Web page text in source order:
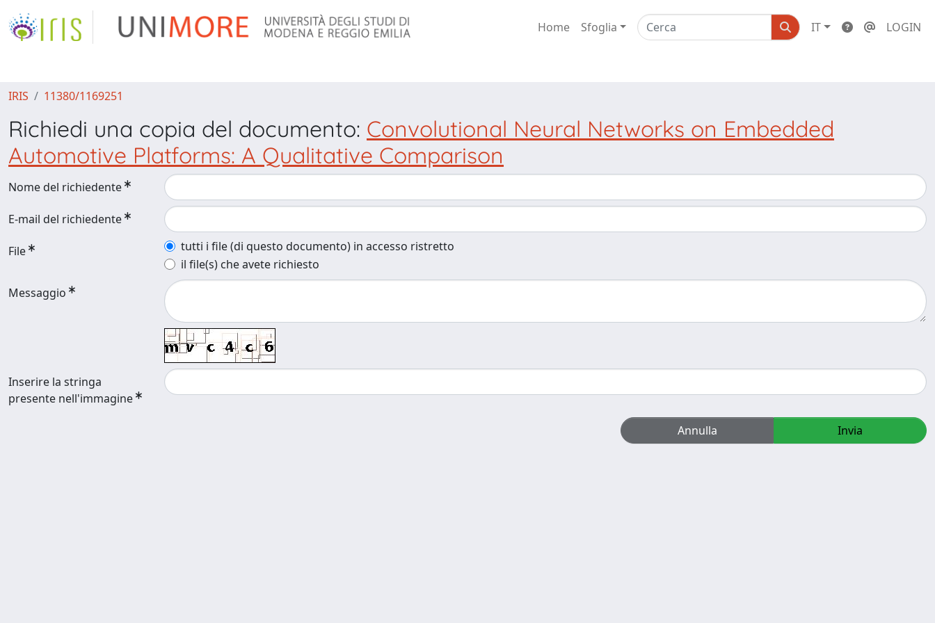
Home Sfoglia IT LOGIN
IRIS 11380/1169251
Richiedi una copia del documento: Convolutional Neural Networks on Embedded
Automotive Platforms: A Qualitative Comparison
Nome del richiedente
E-mail del richiedente
File
tutti i file (di questo documento) in accesso ristretto
il file(s) che avete richiesto
Messaggio
Inserire la stringa
presente nell'immagine
Annulla Invia